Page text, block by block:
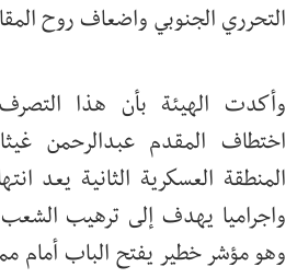
التحرري الجنوبي واضعاف روح
وأكدت الهيئة بأن هذا
اختطاف المقدم عبدالرحمن
المنطقة العسكرية الثانية يعد
واجراميا يهدف إلى ترهيب الشعب
وهو مؤشر خطير يفتح الباب أمام